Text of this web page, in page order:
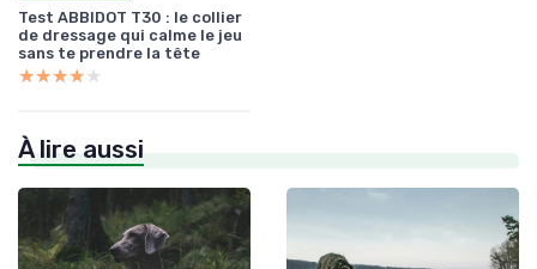
Test ABBIDOT T30 : le collier
de dressage qui calme le jeu
sans te prendre la tête
★★★★★
★★★★★
À lire aussi